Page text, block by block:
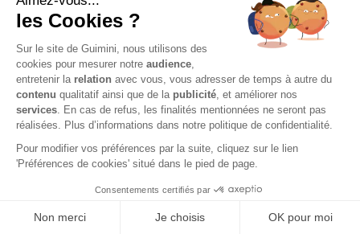
les Cookies ?
Sur le site de Guimini, nous utilisons des
cookies pour mesurer notre audience
entretenir la relation avec vous, vous adresser de temps à autre du
contenu qualitatif ainsi que de la publicité , et améliorer nos
services . En cas de refus, les finalités mentionnées ne seront pas
réalisées. Plus d’informations dans notre politique de confidentialité.
Pour modifier vos préférences par la suite, cliquez sur le lien
'Préférences de cookies' situé dans le pied de page.
Consentements certifiés par
Non merci Je choisis OK pour moi